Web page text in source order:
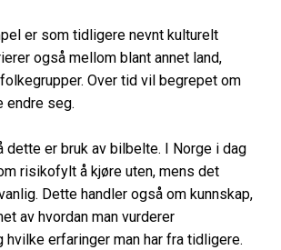
er som tidligere nevnt kulturelt
også mellom blant annet land,
Over tid vil begrepet om
endre seg.
dette er bruk av bilbelte. I Norge i dag
risikofylt å kjøre uten, mens det
Dette handler også om kunnskap,
av hvordan man vurderer
hvilke erfaringer man har fra tidligere.